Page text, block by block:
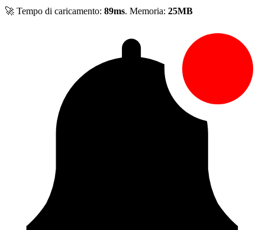
🚀 Tempo di caricamento: 89ms. Memoria: 25MB